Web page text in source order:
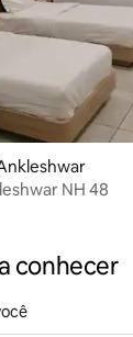
NH 48
conhecer